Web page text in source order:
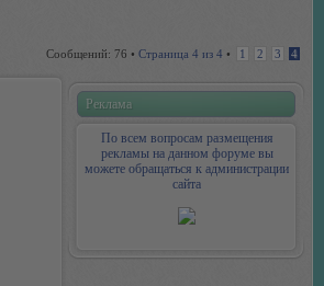
Сообщений: 76 • Страница 4 из 4 • 1 2 3 4
Реклама
По всем вопросам размещения
рекламы на данном форуме вы
можете обращаться к администрации
сайта